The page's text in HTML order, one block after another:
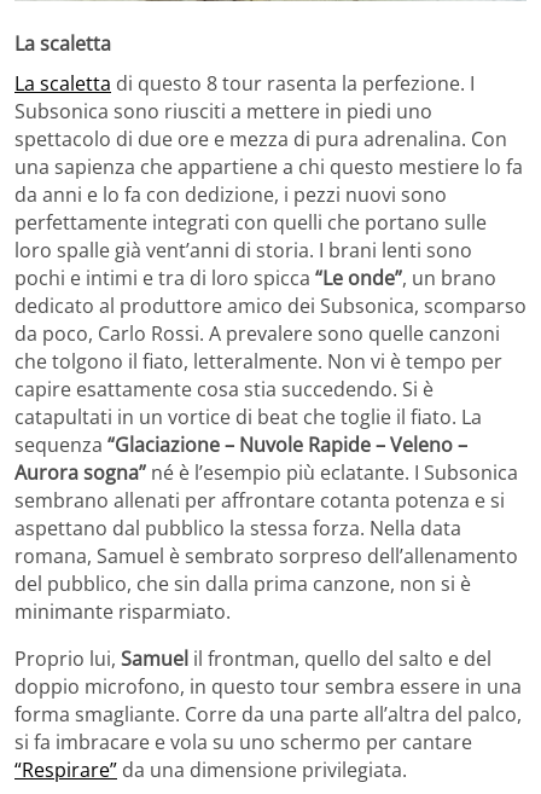
La scaletta
La scaletta di questo 8 tour rasenta la perfezione. I
Subsonica sono riusciti a mettere in piedi uno
spettacolo di due ore e mezza di pura adrenalina. Con
una sapienza che appartiene a chi questo mestiere lo fa
da anni e lo fa con dedizione, i pezzi nuovi sono
perfettamente integrati con quelli che portano sulle
loro spalle già vent’anni di storia. I brani lenti sono
pochi e intimi e tra di loro spicca “Le onde”, un brano
dedicato al produttore amico dei Subsonica, scomparso
da poco, Carlo Rossi. A prevalere sono quelle canzoni
che tolgono il fiato, letteralmente. Non vi è tempo per
capire esattamente cosa stia succedendo. Si è
catapultati in un vortice di beat che toglie il fiato. La
sequenza “Glaciazione – Nuvole Rapide – Veleno –
Aurora sogna” né è l’esempio più eclatante. I Subsonica
sembrano allenati per affrontare cotanta potenza e si
aspettano dal pubblico la stessa forza. Nella data
romana, Samuel è sembrato sorpreso dell’allenamento
del pubblico, che sin dalla prima canzone, non si è
minimante risparmiato.
Proprio lui, Samuel il frontman, quello del salto e del
doppio microfono, in questo tour sembra essere in una
forma smagliante. Corre da una parte all’altra del palco,
si fa imbracare e vola su uno schermo per cantare
“Respirare” da una dimensione privilegiata.